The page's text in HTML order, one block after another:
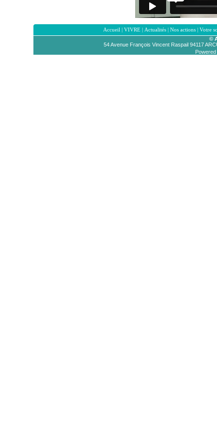
Accueil |VIVRE |Actualités |Nos actions |Votre
©
54 Avenue François Vincent Raspail 94117